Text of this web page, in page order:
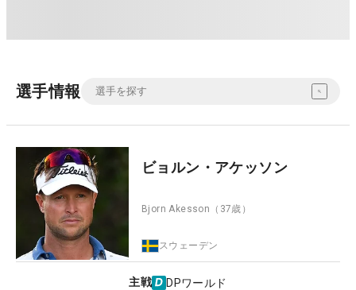
選手情報
ビョルン・アケッソン
Bjorn Akesson （37歳）
スウェーデン
主戦 DPワールド